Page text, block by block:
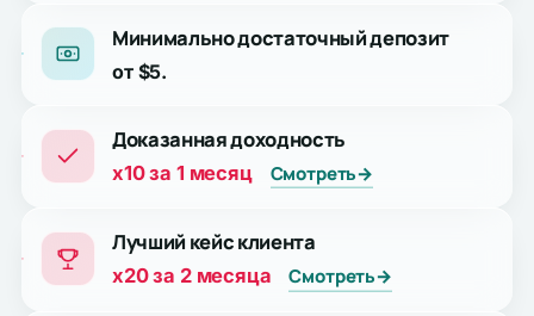
Минимально достаточный депозит
от $5.
Доказанная доходность
x10 за 1 месяц Смотреть→
Лучший кейс клиента
x20 за 2 месяца Смотреть→